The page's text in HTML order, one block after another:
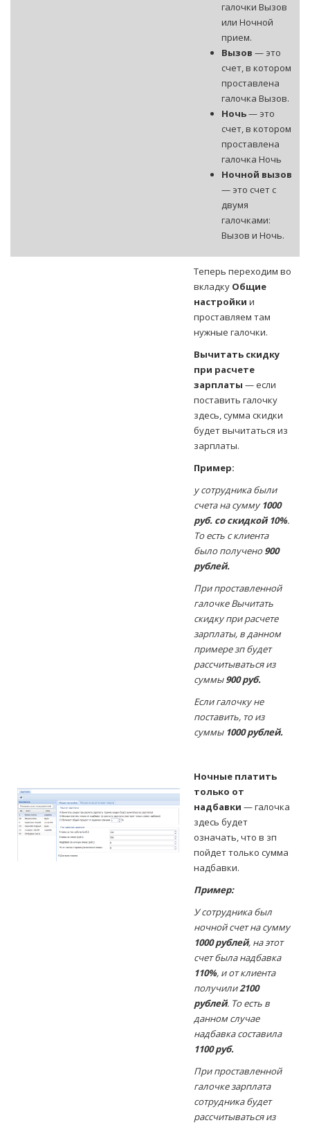
галочки Вызов
или Ночной
прием.
Вызов — это
счет, в котором
проставлена
галочка Вызов.
Ночь— это
счет, в котором
проставлена
галочка Ночь
Ночной вызов
— это счет с
двумя
галочками:
Вызов и Ночь.
Теперь переходим во
вкладку Общие
настройки и
проставляем там
нужные галочки.
Вычитать скидку
при расчете
зарплаты — если
поставить галочку
здесь, сумма скидки
будет вычитаться из
зарплаты.
Пример:
у сотрудника были
счета на сумму 1000
руб. со скидкой 10%.
То есть с клиента
было получено900
рублей.
При проставленной
галочке Вычитать
скидку при расчете
зарплаты, в данном
примере зп будет
рассчитываться из
суммы900 руб.
Если галочку не
поставить, то из
суммы 1000 рублей.
Ночные платить
только от
надбавки — галочка
здесь будет
означать, что в зп
пойдет только сумма
надбавки.
Пример:
У сотрудника был
ночной счет на сумму
1000 рублей, на этот
счет была надбавка
110%, и от клиента
получили2100
рублей. То есть в
данном случае
надбавка составила
1100 руб.
При проставленной
галочке зарплата
сотрудника будет
рассчитываться из